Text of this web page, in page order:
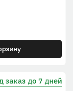
заказ до 7 дней